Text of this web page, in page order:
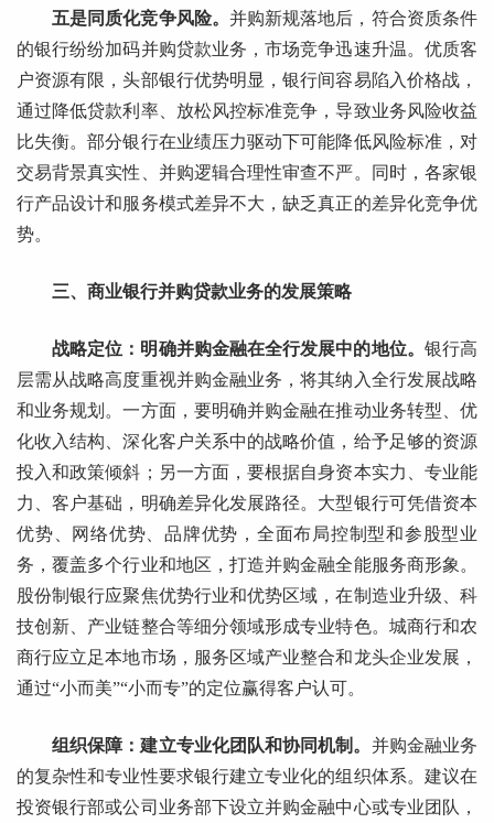
五是同质化竞争风险。 并购新规落地后，符合资质条件
的银行纷纷加码并购贷款业务，市场竞争迅速升温。优质客
户资源有限，头部银行优势明显，银行间容易陷入价格战，
通过降低贷款利率、放松风控标准竞争，导致业务风险收益
比失衡。部分银行在业绩压力驱动下可能降低风险标准，对
交易背景真实性、并购逻辑合理性审查不严。同时，各家银
行产品设计和服务模式差异不大，缺乏真正的差异化竞争优
势。
三、商业银行并购贷款业务的发展策略
战略定位：明确并购金融在全行发展中的地位。 银行高
层需从战略高度重视并购金融业务，将其纳入全行发展战略
和业务规划。一方面，要明确并购金融在推动业务转型、优
化收入结构、深化客户关系中的战略价值，给予足够的资源
投入和政策倾斜；另一方面，要根据自身资本实力、专业能
力、客户基础，明确差异化发展路径。大型银行可凭借资本
优势、网络优势、品牌优势，全面布局控制型和参股型业
务，覆盖多个行业和地区，打造并购金融全能服务商形象。
股份制银行应聚焦优势行业和优势区域，在制造业升级、科
技创新、产业链整合等细分领域形成专业特色。城商行和农
商行应立足本地市场，服务区域产业整合和龙头企业发展，
通过“小而美”“小而专”的定位赢得客户认可。
组织保障：建立专业化团队和协同机制。 并购金融业务
的复杂性和专业性要求银行建立专业化的组织体系。建议在
投资银行部或公司业务部下设立并购金融中心或专业团队，